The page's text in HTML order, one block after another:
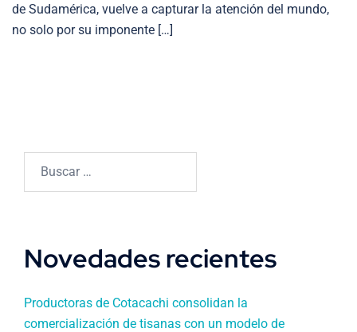
de Sudamérica, vuelve a capturar la atención del mundo,
no solo por su imponente […]
Novedades recientes
Productoras de Cotacachi consolidan la
comercialización de tisanas con un modelo de